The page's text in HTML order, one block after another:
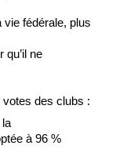
vie fédérale, plus
qu’il ne
votes des clubs :
la
à 96 %